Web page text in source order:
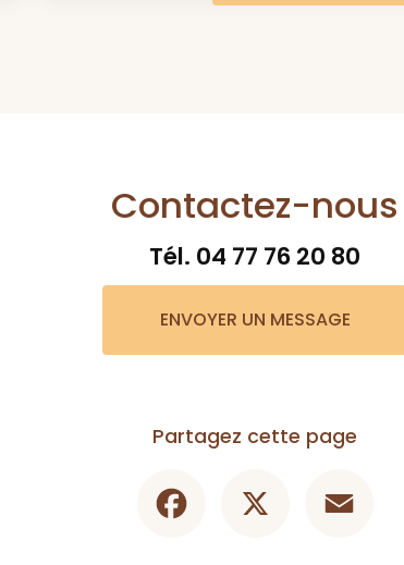
Contactez-nous
Tél. 04 77 76 20 80
ENVOYER UN MESSAGE
Partagez cette page